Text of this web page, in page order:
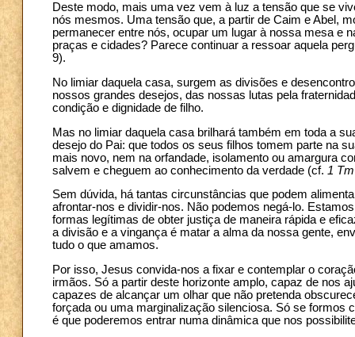
Deste modo, mais uma vez vem à luz a tensão que se
nós mesmos. Uma tensão que, a partir de Caim e Abel,
permanecer entre nós, ocupar um lugar à nossa mesa e
praças e cidades? Parece continuar a ressoar aquela
9).
No limiar daquela casa, surgem as divisões e
nossos grandes desejos, das nossas lutas pela
condição e dignidade de filho.
Mas no limiar daquela casa brilhará também em toda a
desejo do Pai: que todos os seus filhos tomem parte na
mais novo, nem na orfandade, isolamento ou amargura
salvem e cheguem ao conhecimento da verdade (cf. 1 Tm
Sem dúvida, há tantas circunstâncias que podem
afrontar-nos e dividir-nos. Não podemos negá-lo.
formas legítimas de obter justiça de maneira rápida e
a divisão e a vingança é matar a alma da nossa gente,
tudo o que amamos.
Por isso, Jesus convida-nos a fixar e contemplar o
irmãos. Só a partir deste horizonte amplo, capaz de nos
capazes de alcançar um olhar que não pretenda
forçada ou uma marginalização silenciosa. Só se
é que poderemos entrar numa dinâmica que nos